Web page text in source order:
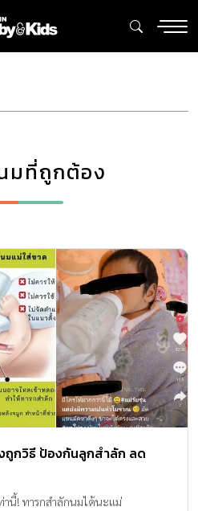
มที่ถูกต้อง
ถูกวิธี ป้องกันลูกสำลัก ลด
นี้! ทารกสำลักนมได้นะแม่